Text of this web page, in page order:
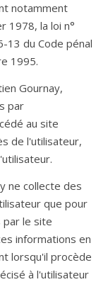
notamment
1978, la loi n°
13 du Code pénal
1995.
Gournay,
par
au site
de l'utilisateur,
ne collecte des
que pour
par le site
informations en
lorsqu'il procède
à l'utilisateur